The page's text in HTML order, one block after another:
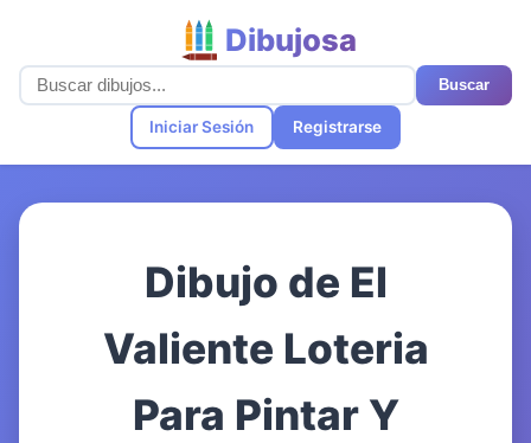
Dibujosa
Buscar
Iniciar Sesión Registrarse
Dibujo de El
Valiente Loteria
Para Pintar Y